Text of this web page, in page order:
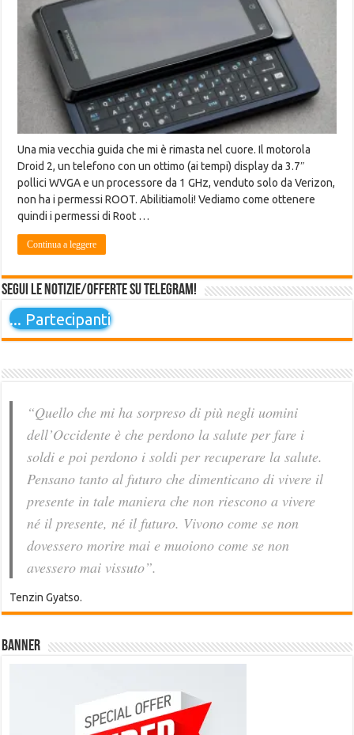
Una mia vecchia guida che mi è rimasta nel cuore. Il motorola
Droid 2, un telefono con un ottimo (ai tempi) display da 3.7″
pollici WVGA e un processore da 1 GHz, venduto solo da Verizon,
non ha i permessi ROOT. Abilitiamoli! Vediamo come ottenere
quindi i permessi di Root …
Continua a leggere
Segui le notizie/offerte su Telegram!
... Partecipanti
“Quello che mi ha sorpreso di più negli uomini
dell’Occidente è che perdono la salute per fare i
soldi e poi perdono i soldi per recuperare la salute.
Pensano tanto al futuro che dimenticano di vivere il
presente in tale maniera che non riescono a vivere
né il presente, né il futuro. Vivono come se non
dovessero morire mai e muoiono come se non
avessero mai vissuto”.
Tenzin Gyatso.
Banner